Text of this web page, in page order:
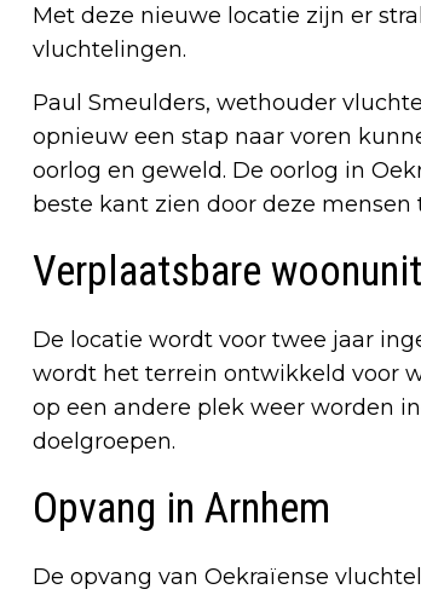
Met deze nieuwe locatie zijn er
vluchtelingen.
Paul Smeulders, wethouder
opnieuw een stap naar voren
oorlog en geweld. De oorlog in
beste kant zien door deze mensen
Verplaatsbare
De locatie wordt voor twee jaar
wordt het terrein ontwikkeld voor
op een andere plek weer worden
doelgroepen.
Opvang in Arnhem
De opvang van Oekraïense